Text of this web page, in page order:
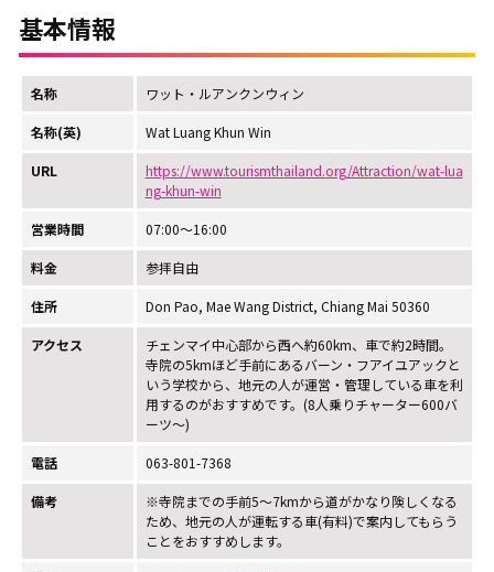
基本情報
名称 ワット・ルアンクンウィン
名称(英) Wat Luang Khun Win
URL
https://www.tourismthailand.org/Attraction/wat-lua
ng-khun-win
営業時間 07:00～16:00
料金 参拝自由
住所 Don Pao, Mae Wang District, Chiang Mai 50360
アクセス
チェンマイ中心部から西へ約60km、車で約2時間。
寺院の5kmほど手前にあるバーン・フアイユアックと
いう学校から、地元の人が運営・管理している車を利
用するのがおすすめです。(8人乗りチャーター600バ
ーツ～)
電話 063-801-7368
備考
※寺院までの手前5～7kmから道がかなり険しくなる
ため、地元の人が運転する車(有料)で案内してもらう
ことをおすすめします。